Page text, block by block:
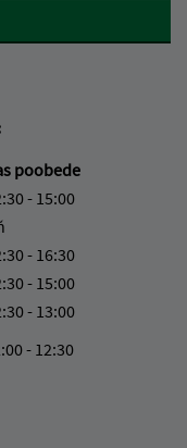
poobede
- 15:00
- 16:30
- 15:00
- 13:00
- 12:30